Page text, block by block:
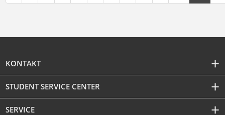
KONTAKT
STUDENT SERVICE CENTER
SERVICE